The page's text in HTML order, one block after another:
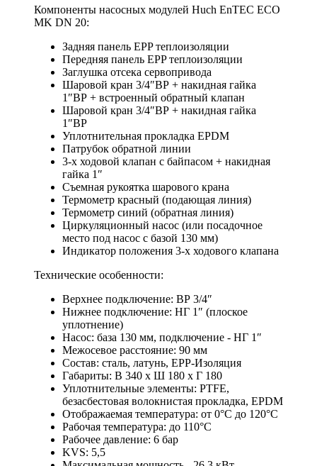
Компоненты насосных модулей Huch EnTEC ECO
MK DN 20:
Задняя панель EPP теплоизоляции
Передняя панель EPP теплоизоляции
Заглушка отсека сервопривода
Шаровой кран 3/4″ВР + накидная гайка
1″ВР + встроенный обратный клапан
Шаровой кран 3/4″ВР + накидная гайка
1″ВР
Уплотнительная прокладка EPDM
Патрубок обратной линии
3-х ходовой клапан с байпасом + накидная
гайка 1″
Съемная рукоятка шарового крана
Термометр красный (подающая линия)
Термометр синий (обратная линия)
Циркуляционный насос (или посадочное
место под насос с базой 130 мм)
Индикатор положения 3-х ходового клапана
Технические особенности:
Верхнее подключение: ВР 3/4″
Нижнее подключение: НГ 1″ (плоское
уплотнение)
Насос: база 130 мм, подключение - НГ 1″
Межосевое расстояние: 90 мм
Состав: сталь, латунь, EPP-Изоляция
Габариты: В 340 х Ш 180 х Г 180
Уплотнительные элементы: PTFE,
безасбестовая волокнистая прокладка, EPDM
Отображаемая температура: от 0°C до 120°C
Рабочая температура: до 110°C
Рабочее давление: 6 бар
KVS: 5,5